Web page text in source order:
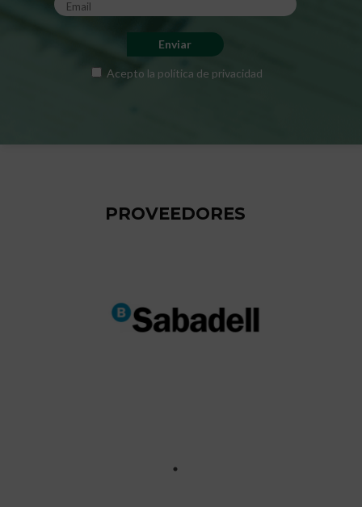
Acepto la política de privacidad
PROVEEDORES